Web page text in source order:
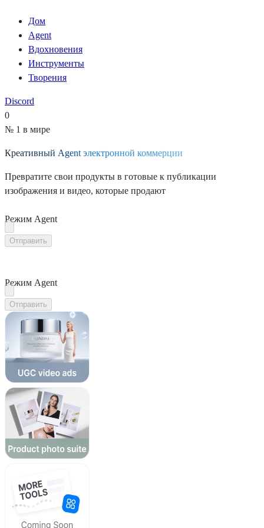
Дом
Agent
Вдохновения
Инструменты
Творения
Discord
0
№ 1 в мире
Креативный Agent электронной коммерции
Превратите свои продукты в готовые к публикации
изображения и видео, которые продают
Режим Agent
Отправить
Режим Agent
Отправить